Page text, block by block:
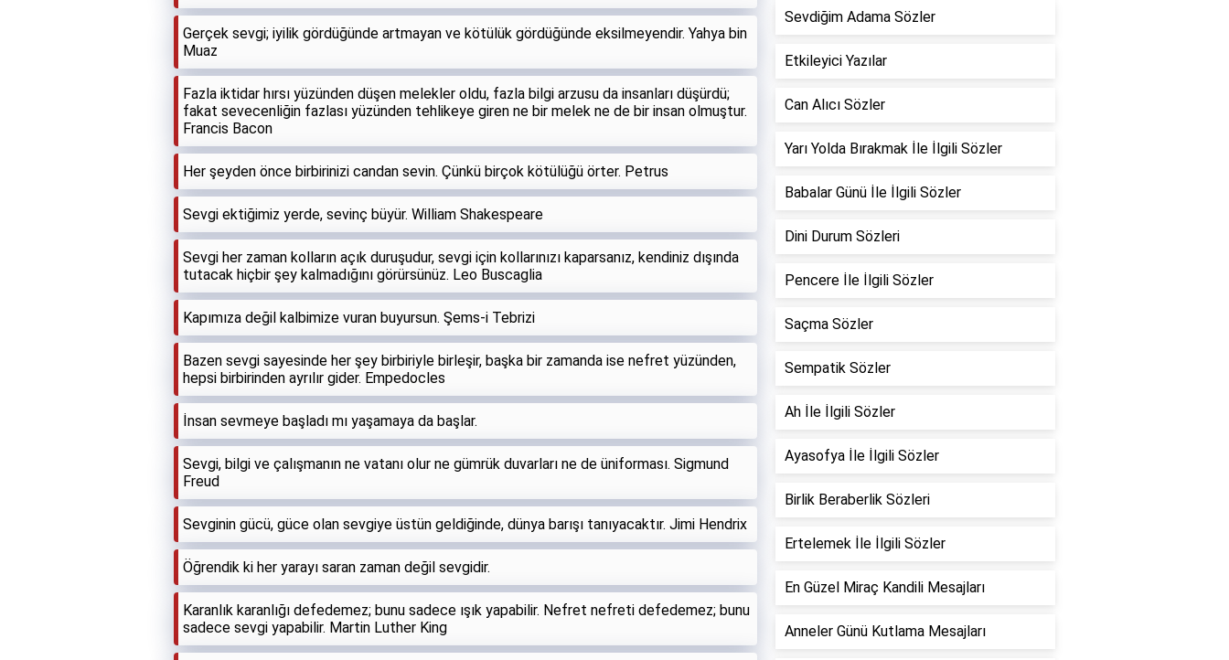
Gerçek sevgi; iyilik gördüğünde artmayan ve kötülük gördüğünde eksilmeyendir. Yahya bin
Muaz
Fazla iktidar hırsı yüzünden düşen melekler oldu, fazla bilgi arzusu da insanları düşürdü;
fakat sevecenliğin fazlası yüzünden tehlikeye giren ne bir melek ne de bir insan olmuştur.
Francis Bacon
Her şeyden önce birbirinizi candan sevin. Çünkü birçok kötülüğü örter. Petrus
Sevgi ektiğimiz yerde, sevinç büyür. William Shakespeare
Sevgi her zaman kolların açık duruşudur, sevgi için kollarınızı kaparsanız, kendiniz dışında
tutacak hiçbir şey kalmadığını görürsünüz. Leo Buscaglia
Kapımıza değil kalbimize vuran buyursun. Şems-i Tebrizi
Bazen sevgi sayesinde her şey birbiriyle birleşir, başka bir zamanda ise nefret yüzünden,
hepsi birbirinden ayrılır gider. Empedocles
İnsan sevmeye başladı mı yaşamaya da başlar.
Sevgi, bilgi ve çalışmanın ne vatanı olur ne gümrük duvarları ne de üniforması. Sigmund
Freud
Sevginin gücü, güce olan sevgiye üstün geldiğinde, dünya barışı tanıyacaktır. Jimi Hendrix
Öğrendik ki her yarayı saran zaman değil sevgidir.
Karanlık karanlığı defedemez; bunu sadece ışık yapabilir. Nefret nefreti defedemez; bunu
sadece sevgi yapabilir. Martin Luther King
Sevdiğim Adama Sözler
Etkileyici Yazılar
Can Alıcı Sözler
Yarı Yolda Bırakmak İle İlgili Sözler
Babalar Günü İle İlgili Sözler
Dini Durum Sözleri
Pencere İle İlgili Sözler
Saçma Sözler
Sempatik Sözler
Ah İle İlgili Sözler
Ayasofya İle İlgili Sözler
Birlik Beraberlik Sözleri
Ertelemek İle İlgili Sözler
En Güzel Miraç Kandili Mesajları
Anneler Günü Kutlama Mesajları